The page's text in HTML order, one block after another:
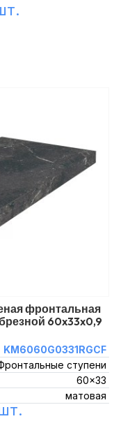
фронтальная
60x33x0,9
KM6060G0331RGCF
ступени
60x33
матовая